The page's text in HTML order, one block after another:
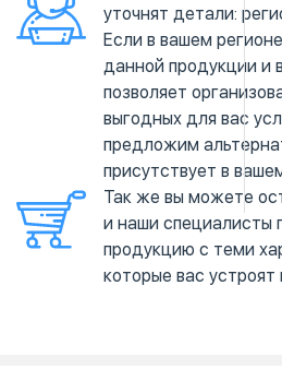
уточнят детали:
Если в вашем
данной продукции и
позволяет
выгодных для вас
предложим
присутствует в
Так же вы можете
и наши специалисты
продукцию с теми
которые вас